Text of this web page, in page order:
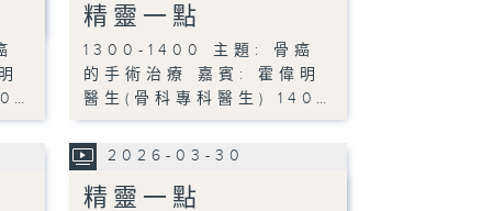
精靈一點
1300-1400 主題: 骨癌
的手術治療 嘉賓: 霍偉明
醫生(骨科專科醫生) 140…
2026-03-30
精靈一點